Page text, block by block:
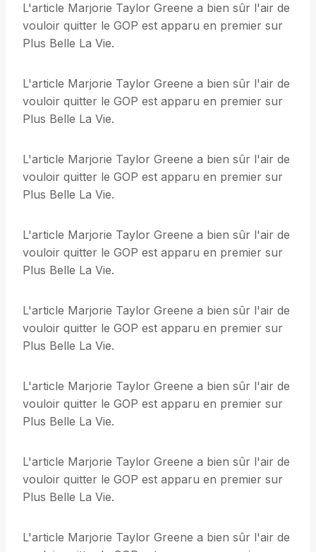
L'article Marjorie Taylor Greene a bien sûr l'air de
vouloir quitter le GOP est apparu en premier sur
Plus Belle La Vie.
L'article Marjorie Taylor Greene a bien sûr l'air de
vouloir quitter le GOP est apparu en premier sur
Plus Belle La Vie.
L'article Marjorie Taylor Greene a bien sûr l'air de
vouloir quitter le GOP est apparu en premier sur
Plus Belle La Vie.
L'article Marjorie Taylor Greene a bien sûr l'air de
vouloir quitter le GOP est apparu en premier sur
Plus Belle La Vie.
L'article Marjorie Taylor Greene a bien sûr l'air de
vouloir quitter le GOP est apparu en premier sur
Plus Belle La Vie.
L'article Marjorie Taylor Greene a bien sûr l'air de
vouloir quitter le GOP est apparu en premier sur
Plus Belle La Vie.
L'article Marjorie Taylor Greene a bien sûr l'air de
vouloir quitter le GOP est apparu en premier sur
Plus Belle La Vie.
L'article Marjorie Taylor Greene a bien sûr l'air de